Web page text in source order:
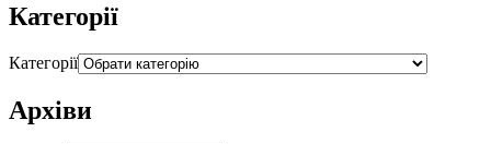
Категорії
Категорії
Архіви